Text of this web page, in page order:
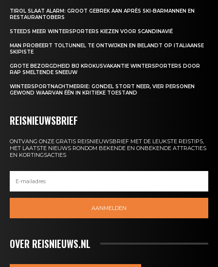
TIROL SLAAT ALARM: GROOT GEBREK AAN APRÈS SKI-BARMANNEN EN
RESTAURANTOBERS
STEEDS MEER WINTERSPORTERS KIEZEN VOOR SCANDINAVIË
MAN PROBEERT TOLTUNNEL TE ONTWIJKEN EN BELANDT OP ITALIAANSE
SKIPISTE
GROTE BEZORGDHEID BIJ KROKUSVAKANTIE WINTERSPORTERS DOOR
RAP SMELTENDE SNEEUW
WINTERSPORTNACHTMERRIE: GONDEL STORT NEER, VIER PERSONEN
GEWOND WAARVAN ÉÉN IN KRITIEKE TOESTAND
REISNIEUWSBRIEF
ONTVANG ONZE GRATIS REISNIEUWSBRIEF MET DE LEUKSTE REISTIPS,
HET LAATSTE NIEUWS RONDOM BEKENDE EN ONBEKENDE ATTRACTIES
EN KORTINGSACTIES
AANMELDEN
OVER REISNIEUWS.NL